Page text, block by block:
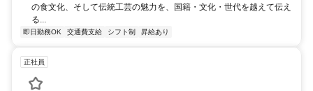
の食文化、そして伝統工芸の魅力を、国籍・文化・世代を越えて伝え
る...
即日勤務OK 交通費支給 シフト制 昇給あり
正社員